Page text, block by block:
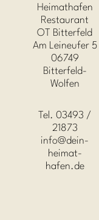
Heimathafen
Restaurant
OT Bitterfeld
Am Leineufer 5
06749
Bitterfeld-
Wolfen
Tel. 03493 /
21873
info@dein-
heimat-
hafen.de